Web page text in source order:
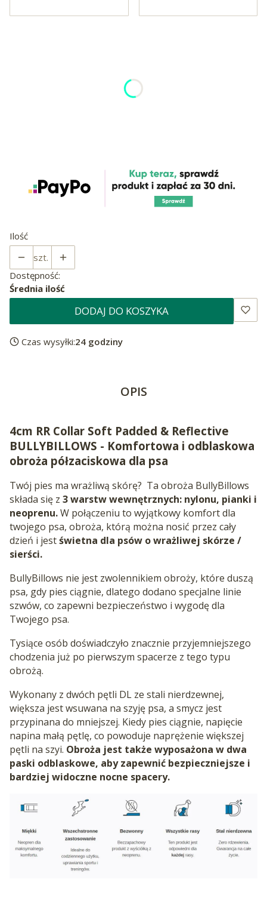
XS 34-41CM OBWÓD SZYI
Ilość
szt.
Dostępność:
Średnia ilość
DODAJ DO KOSZYKA
Czas wysyłki:24 godziny
OPIS
4cm RR Collar Soft Padded & Reflective
BULLYBILLOWS - Komfortowa i odblaskowa
obroża półzaciskowa dla psa
Twój pies ma wrażliwą skórę? Ta obroża BullyBillows
składa się z 3 warstw wewnętrznych: nylonu, pianki i
neoprenu.W połączeniu to wyjątkowy komfort dla
twojego psa, obroża, którą można nosić przez cały
dzień i jestświetna dla psów o wrażliwej skórze /
sierści.
BullyBillows nie jest zwolennikiem obroży, które duszą
psa, gdy pies ciągnie, dlatego dodano specjalne linie
szwów, co zapewni bezpieczeństwo i wygodę dla
Twojego psa.
Tysiące osób doświadczyło znacznie przyjemniejszego
chodzenia już po pierwszym spacerze z tego typu
obrożą.
Wykonany z dwóch pętli DL ze stali nierdzewnej,
większa jest wsuwana na szyję psa, a smycz jest
przypinana do mniejszej. Kiedy pies ciągnie, napięcie
napina małą pętlę, co powoduje naprężenie większej
pętli na szyi. Obroża jest także wyposażona w dwa
paski odblaskowe, aby zapewnić bezpieczniejsze i
bardziej widoczne nocne spacery.